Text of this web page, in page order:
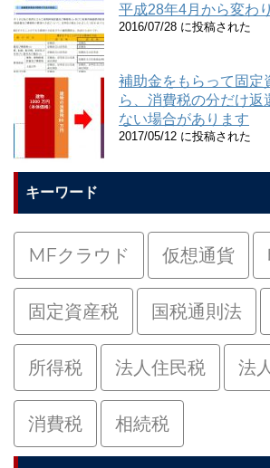
平成28年4月から変わ
2016/07/28 に投稿された
補助金をもらって固定
ら、消費税の分だけ返
ない場合があります
2017/05/12 に投稿された
キーワード
MFクラウド 仮想通貨
固定資産税 国税通則法
所得税 法人住民税 法
消費税 相続税